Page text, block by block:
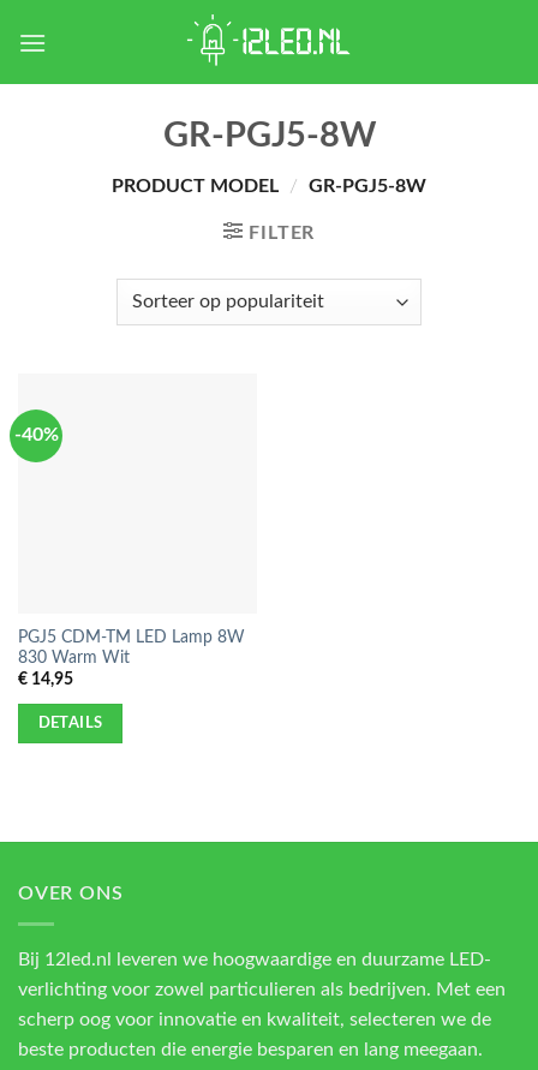
GR-PGJ5-8W
PRODUCT MODEL / GR-PGJ5-8W
FILTER
-40%
PGJ5 CDM-TM LED Lamp 8W
830 Warm Wit
€14,95
DETAILS
OVER ONS
Bij 12led.nl leveren we hoogwaardige en duurzame LED-
verlichting voor zowel particulieren als bedrijven. Met een
scherp oog voor innovatie en kwaliteit, selecteren we de
beste producten die energie besparen en lang meegaan.